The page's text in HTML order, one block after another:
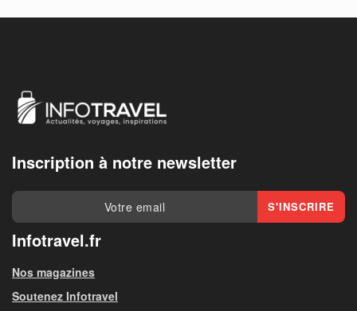
Inscription à notre newsletter
Infotravel.fr
Nos magazines
Soutenez Infotravel